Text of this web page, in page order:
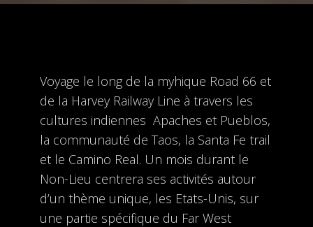
Voyage le long de la myhique Road 66 et
de la Harvey Railway Line à travers les
cultures indiennes Apaches et Pueblos,
la communauté de Taos, la Santa Fe trail
et le Camino Real. Un mois durant le
Non-Lieu centrera ses activités autour
d’un thème unique, les Etats-Unis, sur
une partie spécifique du Far West